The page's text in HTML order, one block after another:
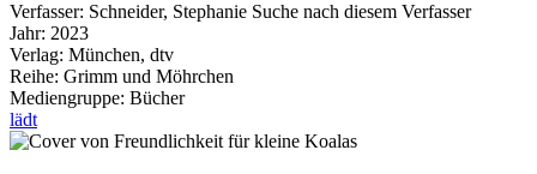
Verfasser: Schneider, Stephanie Suche nach diesem Verfasser
Jahr: 2023
Verlag: München, dtv
Reihe: Grimm und Möhrchen
Mediengruppe: Bücher
lädt